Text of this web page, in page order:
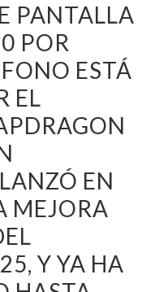
PANTALLA
POR
ESTÁ
EL
EN
MEJORA
Y YA HA